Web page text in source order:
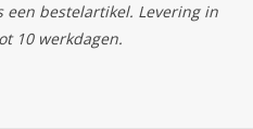
een bestelartikel. Levering in
10 werkdagen.